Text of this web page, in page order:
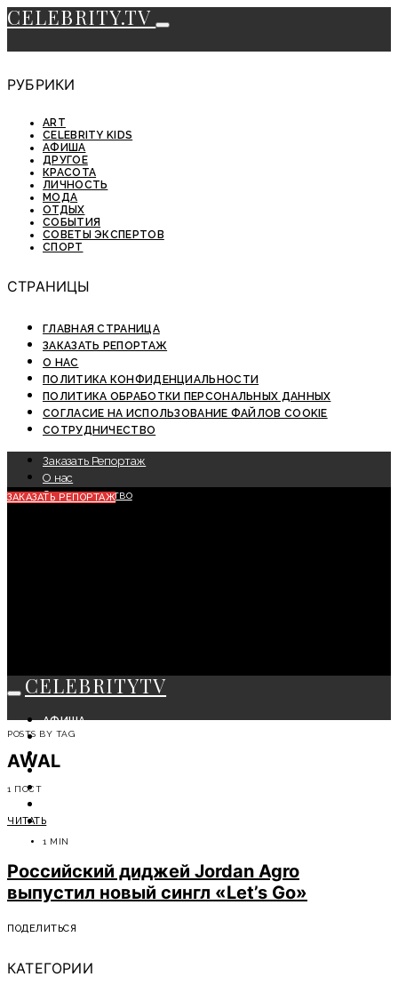
CELEBRITY.TV
РУБРИКИ
ART
CELEBRITY KIDS
АФИША
ДРУГОЕ
КРАСОТА
ЛИЧНОСТЬ
МОДА
ОТДЫХ
СОБЫТИЯ
СОВЕТЫ ЭКСПЕРТОВ
СПОРТ
СТРАНИЦЫ
ГЛАВНАЯ СТРАНИЦА
ЗАКАЗАТЬ РЕПОРТАЖ
О НАС
ПОЛИТИКА КОНФИДЕНЦИАЛЬНОСТИ
ПОЛИТИКА ОБРАБОТКИ ПЕРСОНАЛЬНЫХ ДАННЫХ
СОГЛАСИЕ НА ИСПОЛЬЗОВАНИЕ ФАЙЛОВ COOKIE
СОТРУДНИЧЕСТВО
Заказать Репортаж
О нас
Сотрудничество
ЗАКАЗАТЬ РЕПОРТАЖ
CELEBRITYTV
АФИША
СОБЫТИЯ
КРАСОТА
МОДА
СОВЕТЫ ЭКСПЕРТОВ
POSTS BY TAG
AWAL
1 ПОСТ
ЧИТАТЬ
1 MIN
Российский диджей Jordan Agro
выпустил новый сингл «Let’s Go»
ПОДЕЛИТЬСЯ
КАТЕГОРИИ